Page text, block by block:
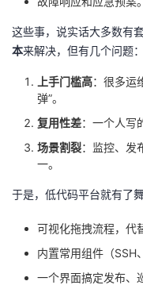
播
活
的
注
我
发
者
学
Programs
的
支
持
这些事，说实话大多数有
本来解决，但有几个问题：
上手门槛高：很多运
弹”。
复用性差：一个人写
场景割裂：监控、发
一。
于是，低代码平台就有了舞
可视化拖拽流程，代
内置常用组件（SSH
一个界面搞定发布、